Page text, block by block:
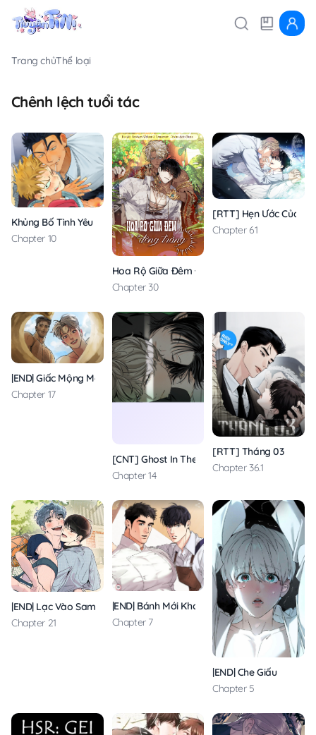
Trang chủThể loại
Chênh lệch tuổi tác
Khủng Bố Tình Yêu Thanh Thuần
Chapter 10
Hoa Rộ Giữa Đêm Đông Trắng
Chapter 30
[RTT] Hẹn Ước Của
Chapter 61
|END| Giấc Mộng May Mắn
Chapter 17
[CNT] Ghost In The Door
Chapter 14
[RTT] Tháng 03
Chapter 36.1
|END| Lạc Vào Samcheonpo
Chapter 21
|END| Bánh Mới Khó Cưỡng
Chapter 7
|END| Che Giấu
Chapter 5